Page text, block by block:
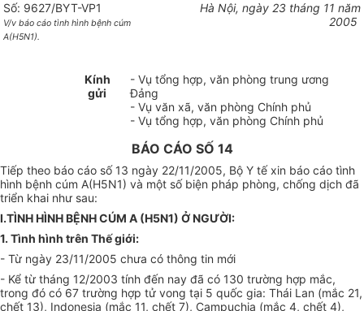
Số: 9627/BYT-VP1
V/v báo cáo tình hình bệnh cúm
A(H5N1).
Hà Nội, ngày 23 tháng 11 năm
2005
Kính
gửi
- Vụ tổng hợp, văn phòng trung ương
Đảng
- Vụ văn xã, văn phòng Chính phủ
- Vụ tổng hợp, văn phòng Chính phủ
BÁO CÁO SỐ 14
Tiếp theo báo cáo số 13 ngày 22/11/2005, Bộ Y tế xin báo cáo tình
hình bệnh cúm A(H5N1) và một số biện pháp phòng, chống dịch đã
triển khai như sau:
I.TÌNH HÌNH BỆNH CÚM A (H5N1) Ở NGƯỜI:
1. Tình hình trên Thế giới:
- Từ ngày 23/11/2005 chưa có thông tin mới
- Kể từ tháng 12/2003 tính đến nay đã có 130 trường hợp mắc,
trong đó có 67 trường hợp tử vong tại 5 quốc gia: Thái Lan (mắc 21,
chết 13), Indonesia (mắc 11, chết 7), Campuchia (mắc 4, chết 4),